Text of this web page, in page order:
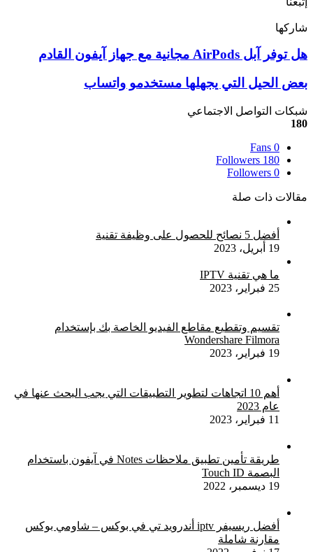
شاركها
هل
آبل
AirPods
مجانية
مع
آيفون
القادم
هل توفر آبل AirPods مجانية مع جهاز آيفون القادم
بعض
الحيل
التي
يجهلها
واتساب
بعض الحيل التي يجهلها مستخدمو واتساب
شبكات التواصل الاجتماعي
180
0
Fans
180
Followers
0
Followers
مقالات ذات صلة
أفضل 5 نصائح للحصول على وظيفة تقنية
19 أبريل، 2023
ما هي تقنية IPTV
25 فبراير، 2023
تقسيم وتقطيع مقاطع الفيديو الخاصة بك بإستخدام
Wondershare Filmora
19 فبراير، 2023
أهم 10 اتجاهات لتطوير التطبيقات التي يجب البحث عنها في
عام 2023
11 فبراير، 2023
طريقة تأمين تطبيق ملاحظات Notes في آيفون باستخدام
البصمة Touch ID
19 ديسمبر، 2022
أفضل ريسيفر iptv أندرويد تي في بوكس – شاومي بوكس
مقارنة شاملة